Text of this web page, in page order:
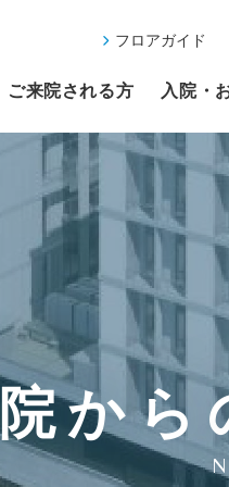
フロアガイド
ご来院される方 入院・
から